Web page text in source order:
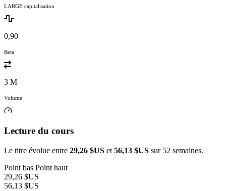
LARGE capitalisation
0,90
Beta
3 M
Volume
Lecture du cours
Le titre évolue entre 29,26 $US et 56,13 $US sur 52 semaines.
Point bas Point haut
29,26 $US
56,13 $US